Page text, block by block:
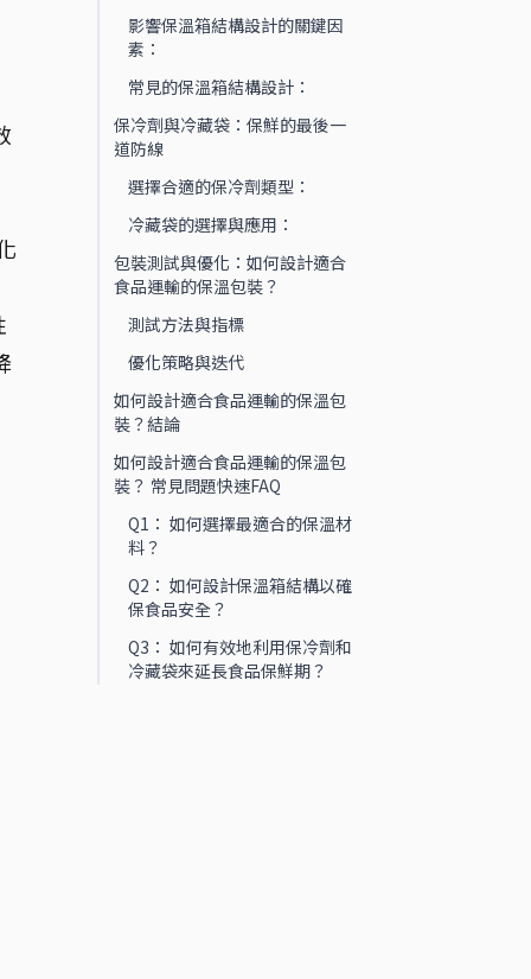
影響保溫箱結構設計的關鍵因
素：
常見的保溫箱結構設計：
保冷劑與冷藏袋：保鮮的最後一
道防線
選擇合適的保冷劑類型：
冷藏袋的選擇與應用：
包裝測試與優化：如何設計適合
食品運輸的保溫包裝？
測試方法與指標
優化策略與迭代
如何設計適合食品運輸的保溫包
裝？結論
如何設計適合食品運輸的保溫包
裝？ 常見問題快速FAQ
Q1： 如何選擇最適合的保溫材
料？
Q2： 如何設計保溫箱結構以確
保食品安全？
Q3： 如何有效地利用保冷劑和
冷藏袋來延長食品保鮮期？